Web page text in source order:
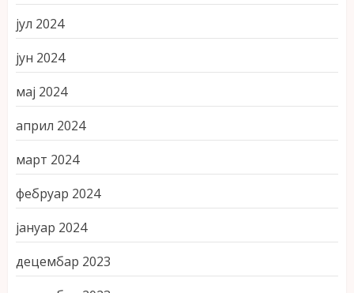
јул 2024
јун 2024
мај 2024
април 2024
март 2024
фебруар 2024
јануар 2024
децембар 2023